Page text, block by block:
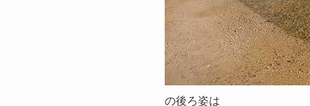
の後ろ姿は